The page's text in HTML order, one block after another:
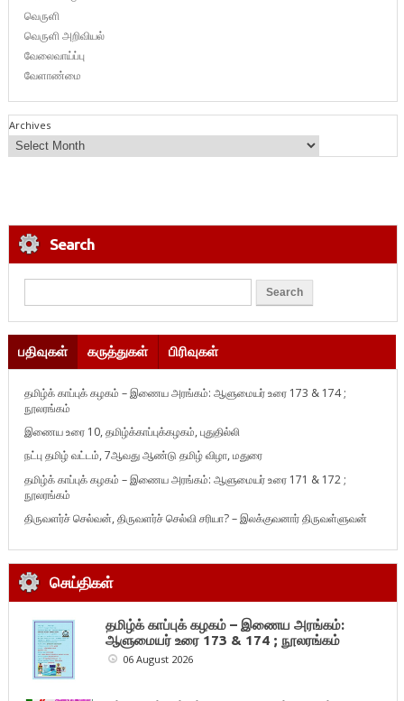
வெருளி
வெருளி அறிவியல்
வேலைவாய்ப்பு
வேளாண்மை
Archives
Search
பதிவுகள் கருத்துகள் பிரிவுகள்
தமிழ்க் காப்புக் கழகம் – இணைய அரங்கம்: ஆளுமையர் உரை 173 & 174 ;
நூலரங்கம்
இணைய உரை 10, தமிழ்க்காப்புக்கழகம், புதுதில்லி
நட்பு தமிழ் வட்டம், 7ஆவது ஆண்டு தமிழ் விழா, மதுரை
தமிழ்க் காப்புக் கழகம் – இணைய அரங்கம்: ஆளுமையர் உரை 171 & 172 ;
நூலரங்கம்
திருவளர்ச் செல்வன், திருவளர்ச் செல்வி சரியா? – இலக்குவனார் திருவள்ளுவன்
செய்திகள்
தமிழ்க் காப்புக் கழகம் – இணைய அரங்கம்:
ஆளுமையர் உரை 173 & 174 ; நூலரங்கம்
06 August 2026